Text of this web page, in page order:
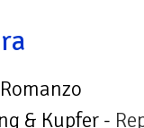
Romanzo
& Kupfer -